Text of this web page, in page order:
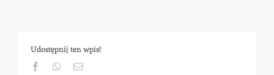
Udostępnij ten wpis!
FacebookWhatsapp
Email